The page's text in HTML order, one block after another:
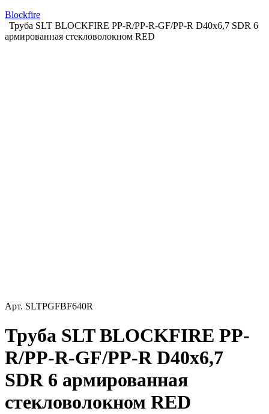
Blockfire
Труба SLT BLOCKFIRE PP-R/PP-R-GF/PP-R D40x6,7 SDR 6
армированная стекловолокном RED
Арт. SLTPGFBF640R
Труба SLT BLOCKFIRE PP-
R/PP-R-GF/PP-R D40x6,7
SDR 6 армированная
стекловолокном RED